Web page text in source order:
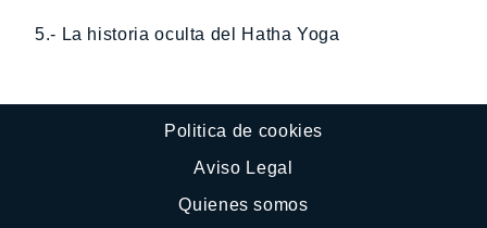
5.- La historia oculta del Hatha Yoga
Politica de cookies
Aviso Legal
Quienes somos